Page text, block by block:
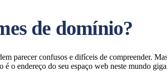
de domínio?
parecer confusos e difíceis de compreender.
o endereço do seu espaço web neste mundo